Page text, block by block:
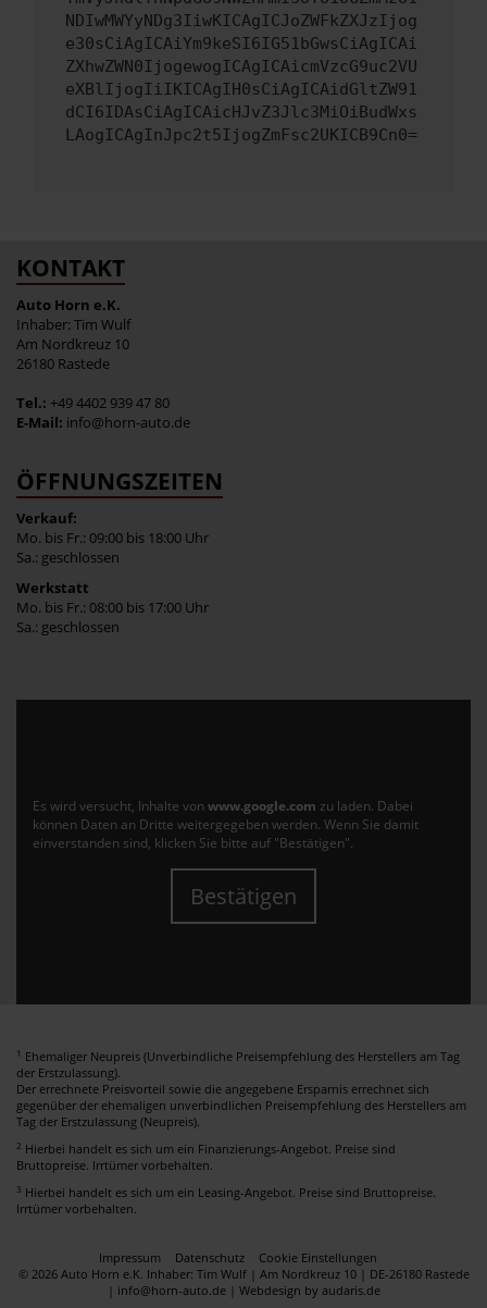
NDIwMWYyNDg3IiwKICAgICJoZWFkZXJzIjog
e30sCiAgICAiYm9keSI6IG51bGwsCiAgICAi
ZXhwZWN0IjogewogICAgICAicmVzcG9uc2VU
eXBlIjogIiIKICAgIH0sCiAgICAidGltZW91
dCI6IDAsCiAgICAicHJvZ3Jlc3MiOiBudWxs
LAogICAgInJpc2t5IjogZmFsc2UKICB9Cn0=
KONTAKT
Auto Horn e.K.
Inhaber: Tim Wulf
Am Nordkreuz 10
26180 Rastede
Tel.: +49 4402 939 47 80
E-Mail: info@horn-auto.de
ÖFFNUNGSZEITEN
Verkauf:
Mo. bis Fr.: 09:00 bis 18:00 Uhr
Sa.: geschlossen
Werkstatt
Mo. bis Fr.: 08:00 bis 17:00 Uhr
Sa.: geschlossen
Es wird versucht, Inhalte von www.google.com zu laden. Dabei
können Daten an Dritte weitergegeben werden. Wenn Sie damit
einverstanden sind, klicken Sie bitte auf "Bestätigen".
Bestätigen
1 Ehemaliger Neupreis (Unverbindliche Preisempfehlung des Herstellers am Tag
der Erstzulassung).
Der errechnete Preisvorteil sowie die angegebene Ersparnis errechnet sich
gegenüber der ehemaligen unverbindlichen Preisempfehlung des Herstellers am
Tag der Erstzulassung (Neupreis).
2 Hierbei handelt es sich um ein Finanzierungs-Angebot. Preise sind
Bruttopreise. Irrtümer vorbehalten.
3 Hierbei handelt es sich um ein Leasing-Angebot. Preise sind Bruttopreise.
Irrtümer vorbehalten.
Impressum Datenschutz
Cookie Einstellungen
© 2026 Auto Horn e.K. Inhaber: Tim Wulf | Am Nordkreuz 10 | DE-26180 Rastede
| info@horn-auto.de | Webdesign by audaris.de